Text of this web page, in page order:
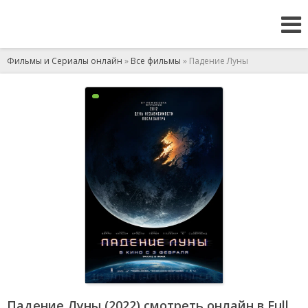
Фильмы и Сериалы онлайн » Все фильмы » Падение Луны